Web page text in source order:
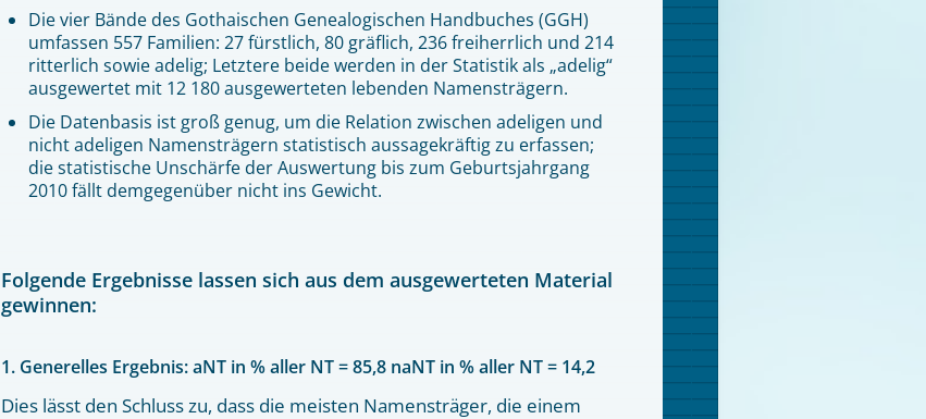
Die vier Bände des Gothaischen Genealogischen Handbuches (GGH)
umfassen 557 Familien: 27 fürstlich, 80 gräflich, 236 freiherrlich und 214
ritterlich sowie adelig; Letztere beide werden in der Statistik als „adelig“
ausgewertet mit 12 180 ausgewerteten lebenden Namensträgern.
Die Datenbasis ist groß genug, um die Relation zwischen adeligen und
nicht adeligen Namensträgern statistisch aussagekräftig zu erfassen;
die statistische Unschärfe der Auswertung bis zum Geburtsjahrgang
2010 fällt demgegenüber nicht ins Gewicht.
Folgende Ergebnisse lassen sich aus dem ausgewerteten Material
gewinnen:
1. Generelles Ergebnis: aNT in % aller NT = 85,8 naNT in % aller NT = 14,2
Dies lässt den Schluss zu, dass die meisten Namensträger, die einem